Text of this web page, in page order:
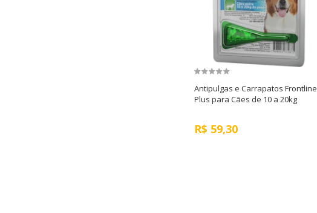
Antipulgas e Carrapatos Frontline
Plus para Cães de 10 a 20kg
R$ 59,30